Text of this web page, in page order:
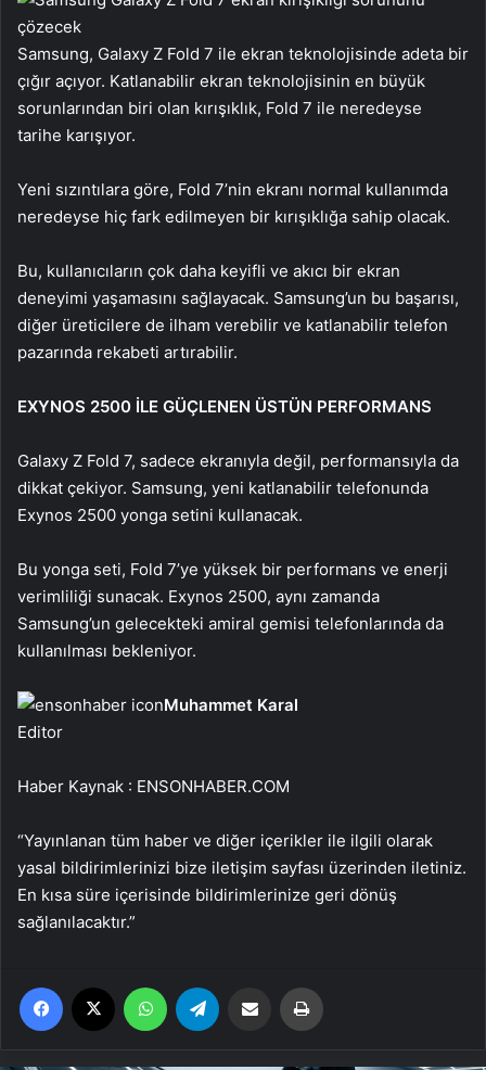
Samsung, Galaxy Z Fold 7 ile ekran teknolojisinde adeta bir
çığır açıyor. Katlanabilir ekran teknolojisinin en büyük
sorunlarından biri olan kırışıklık, Fold 7 ile neredeyse
tarihe karışıyor.
Yeni sızıntılara göre, Fold 7’nin ekranı normal kullanımda
neredeyse hiç fark edilmeyen bir kırışıklığa sahip olacak.
Bu, kullanıcıların çok daha keyifli ve akıcı bir ekran
deneyimi yaşamasını sağlayacak. Samsung’un bu başarısı,
diğer üreticilere de ilham verebilir ve katlanabilir telefon
pazarında rekabeti artırabilir.
EXYNOS 2500 İLE GÜÇLENEN ÜSTÜN PERFORMANS
Galaxy Z Fold 7, sadece ekranıyla değil, performansıyla da
dikkat çekiyor. Samsung, yeni katlanabilir telefonunda
Exynos 2500 yonga setini kullanacak.
Bu yonga seti, Fold 7’ye yüksek bir performans ve enerji
verimliliği sunacak. Exynos 2500, aynı zamanda
Samsung’un gelecekteki amiral gemisi telefonlarında da
kullanılması bekleniyor.
Muhammet Karal
Editor
Haber Kaynak : ENSONHABER.COM
“Yayınlanan tüm haber ve diğer içerikler ile ilgili olarak
yasal bildirimlerinizi bize iletişim sayfası üzerinden iletiniz.
En kısa süre içerisinde bildirimlerinize geri dönüş
sağlanılacaktır.”
Facebook WhatsApp Email'den paylaş